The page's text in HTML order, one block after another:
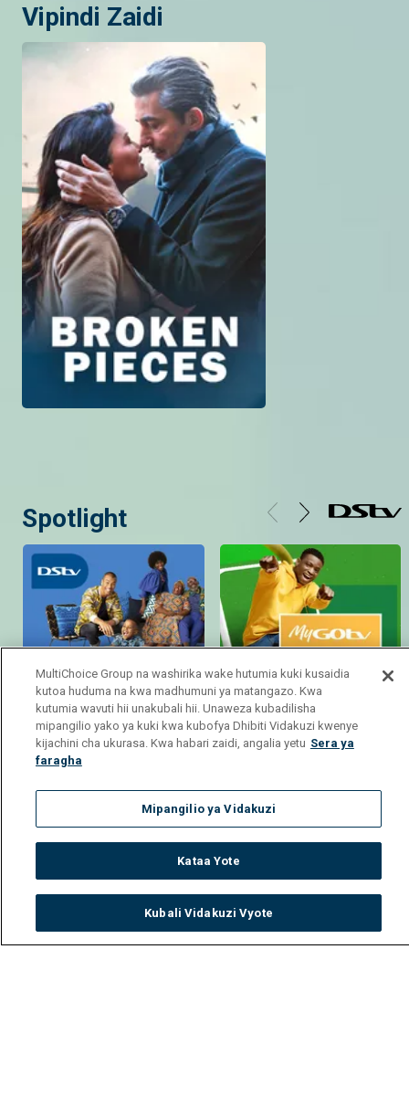
TV Guide
Vipindi Zaidi
Spotlight
Get DStv Self-service MyGOtv
Get DStv Watch Now
Download your favourite DStv App.
MultiChoice Group na washirika wake hutumia kuki kusaidia
kutoa huduma na kwa madhumuni ya matangazo. Kwa
kutumia wavuti hii unakubali hii. Unaweza kubadilisha
mipangilio yako ya kuki kwa kubofya Dhibiti Vidakuzi kwenye
kijachini cha ukurasa. Kwa habari zaidi, angalia yetu Sera ya
faragha
Mipangilio ya Vidakuzi
Kataa Yote
Kubali Vidakuzi Vyote